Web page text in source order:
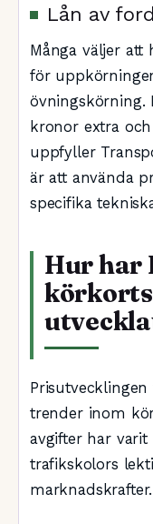
Lån av
Många väljer
för
övningskörning.
kronor extra
uppfyller
är att använda
specifika
Hur har
trender inom
avgifter har varit
trafikskolors
marknadskrafter.